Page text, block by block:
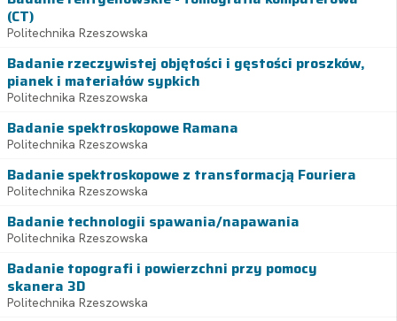
(CT)
Politechnika Rzeszowska
Badanie rzeczywistej objętości i gęstości proszków,
pianek i materiałów sypkich
Politechnika Rzeszowska
Badanie spektroskopowe Ramana
Politechnika Rzeszowska
Badanie spektroskopowe z transformacją Fouriera
Politechnika Rzeszowska
Badanie technologii spawania/napawania
Politechnika Rzeszowska
Badanie topografi i powierzchni przy pomocy
skanera 3D
Politechnika Rzeszowska